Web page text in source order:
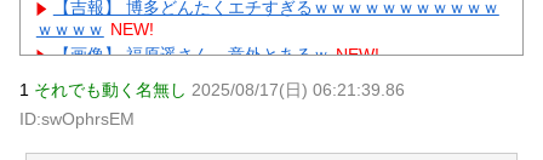
【吉報】 博多どんたくエチすぎるｗｗｗｗｗｗｗｗｗｗｗ
ｗｗｗｗ NEW!
【画像】 福原遥さん、意外とあるｗ NEW!
日本をダメにした総理大臣、ワースト１位が同点でこの人
ｗｗｗｗｗｗ
NEW!
【衝撃】佐藤佳奈アナ電撃結婚→お相手はレインボー池
田、まさかの退社理由にｗｗｗ NEW!
1 それでも動く名無し 2025/08/17(日) 06:21:39.86
ID:swOphrsEM